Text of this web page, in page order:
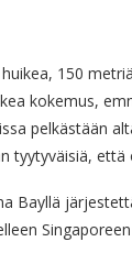
150
kokemus,
pelkästään
tyytyväisiä,
Bayllä